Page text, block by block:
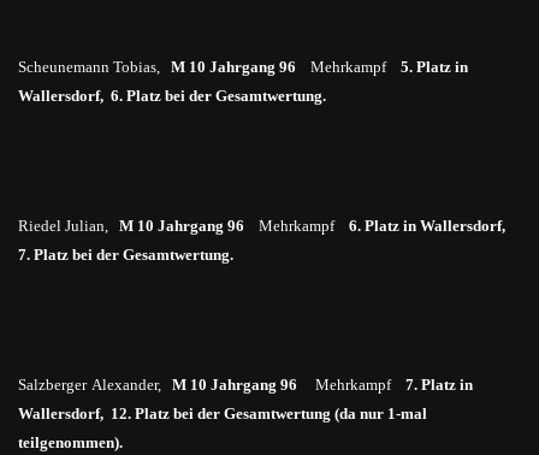
Scheunemann Tobias, M 10 Jahrgang 96 Mehrkampf 5. Platz in
Wallersdorf, 6. Platz bei der Gesamtwertung.
Riedel Julian, M 10 Jahrgang 96 Mehrkampf 6. Platz in Wallersdorf,
7. Platz bei der Gesamtwertung.
Salzberger Alexander, M 10 Jahrgang 96 Mehrkampf7. Platz in
Wallersdorf, 12. Platz bei der Gesamtwertung (da nur 1-mal
teilgenommen).